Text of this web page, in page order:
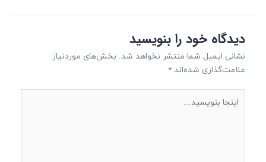
دیدگاه‌ خود را بنویسید
نشانی ایمیل شما منتشر نخواهد شد. بخش‌های موردنیاز
علامت‌گذاری شده‌اند *
بنویسید…